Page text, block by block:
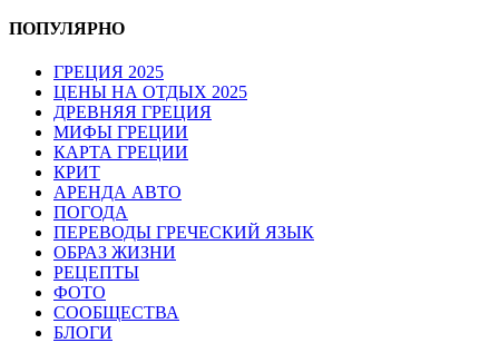
ПОПУЛЯРНО
ГРЕЦИЯ 2025
ЦЕНЫ НА ОТДЫХ 2025
ДРЕВНЯЯ ГРЕЦИЯ
МИФЫ ГРЕЦИИ
КАРТА ГРЕЦИИ
КРИТ
АРЕНДА АВТО
ПОГОДА
ПЕРЕВОДЫ ГРЕЧЕСКИЙ ЯЗЫК
ОБРАЗ ЖИЗНИ
РЕЦЕПТЫ
ФОТО
СООБЩЕСТВА
БЛОГИ